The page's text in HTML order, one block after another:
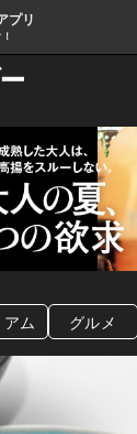
プリ
グルメ情報・
ム グルメ